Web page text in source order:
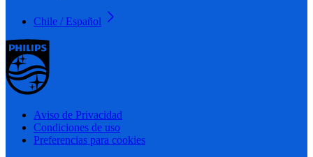
Chile / Español
Aviso de Privacidad
Condiciones de uso
Preferencias para cookies